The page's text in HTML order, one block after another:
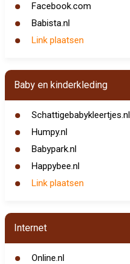
Facebook.com
Babista.nl
Link plaatsen
Baby en kinderkleding
Schattigebabykleertjes.nl
Humpy.nl
Babypark.nl
Happybee.nl
Link plaatsen
Internet
Online.nl